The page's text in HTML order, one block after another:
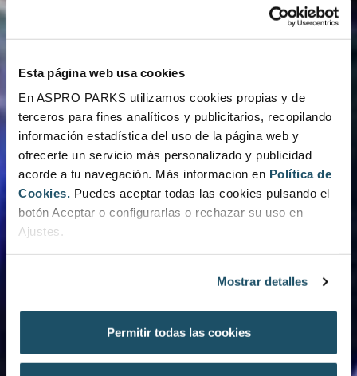
Esta página web usa cookies
En ASPRO PARKS utilizamos cookies propias y de
terceros para fines analíticos y publicitarios, recopilando
información estadística del uso de la página web y
ofrecerte un servicio más personalizado y publicidad
acorde a tu navegación. Más informacion en Política de
Cookies. Puedes aceptar todas las cookies pulsando el
botón Aceptar o configurarlas o rechazar su uso en
Ajustes.
Mostrar detalles
Permitir todas las cookies